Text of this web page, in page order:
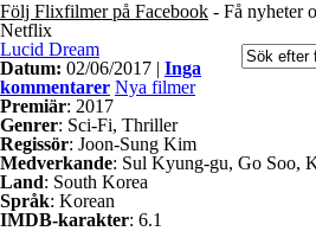
Följ Flixfilmer på Facebook - Få nyheter
Netflix
Lucid Dream
Datum: 02/06/2017 | Inga
kommentarer Nya filmer
Premiär: 2017
Genrer: Sci-Fi, Thriller
Regissör: Joon-Sung Kim
Medverkande: Sul Kyung-gu, Go Soo,
Land: South Korea
Språk: Korean
IMDB-karakter: 6.1